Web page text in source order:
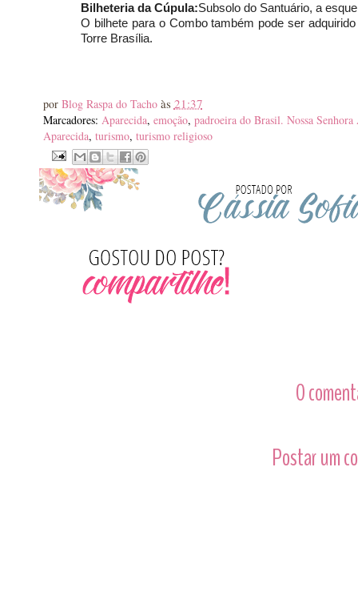
Bilheteria da Cúpula:Subsolo do Santuário, a
O bilhete para o Combo também pode ser
Torre Brasília.
por Blog Raspa do Tacho às 21:37
Marcadores: Aparecida, emoção, padroeira do Brasil. Nossa Senhora
Aparecida, turismo, turismo religioso
0
Postar um